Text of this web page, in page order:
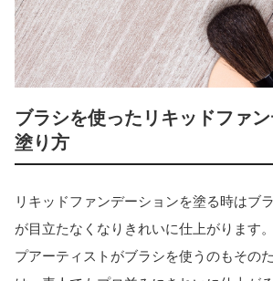
ブラシを使ったリキッドファ
塗り方
リキッドファンデーションを塗る時はブ
が目立たなくなりきれいに仕上がります
プアーティストがブラシを使うのもその